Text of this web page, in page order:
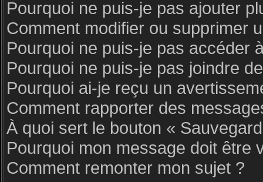
Pourquoi ne puis-je pas ajouter
Comment modifier ou supprimer
Pourquoi ne puis-je pas accéder
Pourquoi ne puis-je pas joindre
Pourquoi ai-je reçu un
Comment rapporter des
À quoi sert le bouton «
Pourquoi mon message doit être
Comment remonter mon sujet ?